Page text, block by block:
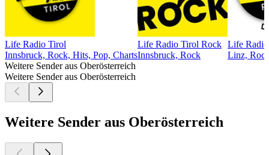
Life Radio Tirol
Innsbruck, Rock, Hits, Pop, Charts
Life Radio Tirol Rock
Innsbruck, Rock
Life
Linz,
Weitere Sender aus Oberösterreich
Weitere Sender aus Oberösterreich
Weitere Sender aus Oberösterreich